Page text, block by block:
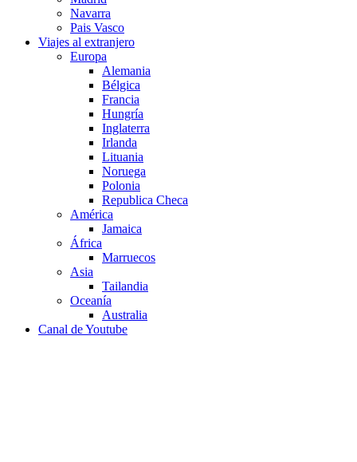
Navarra
Pais Vasco
Viajes al extranjero
Europa
Alemania
Bélgica
Francia
Hungría
Inglaterra
Irlanda
Lituania
Noruega
Polonia
Republica Checa
América
Jamaica
África
Marruecos
Asia
Tailandia
Oceanía
Australia
Canal de Youtube